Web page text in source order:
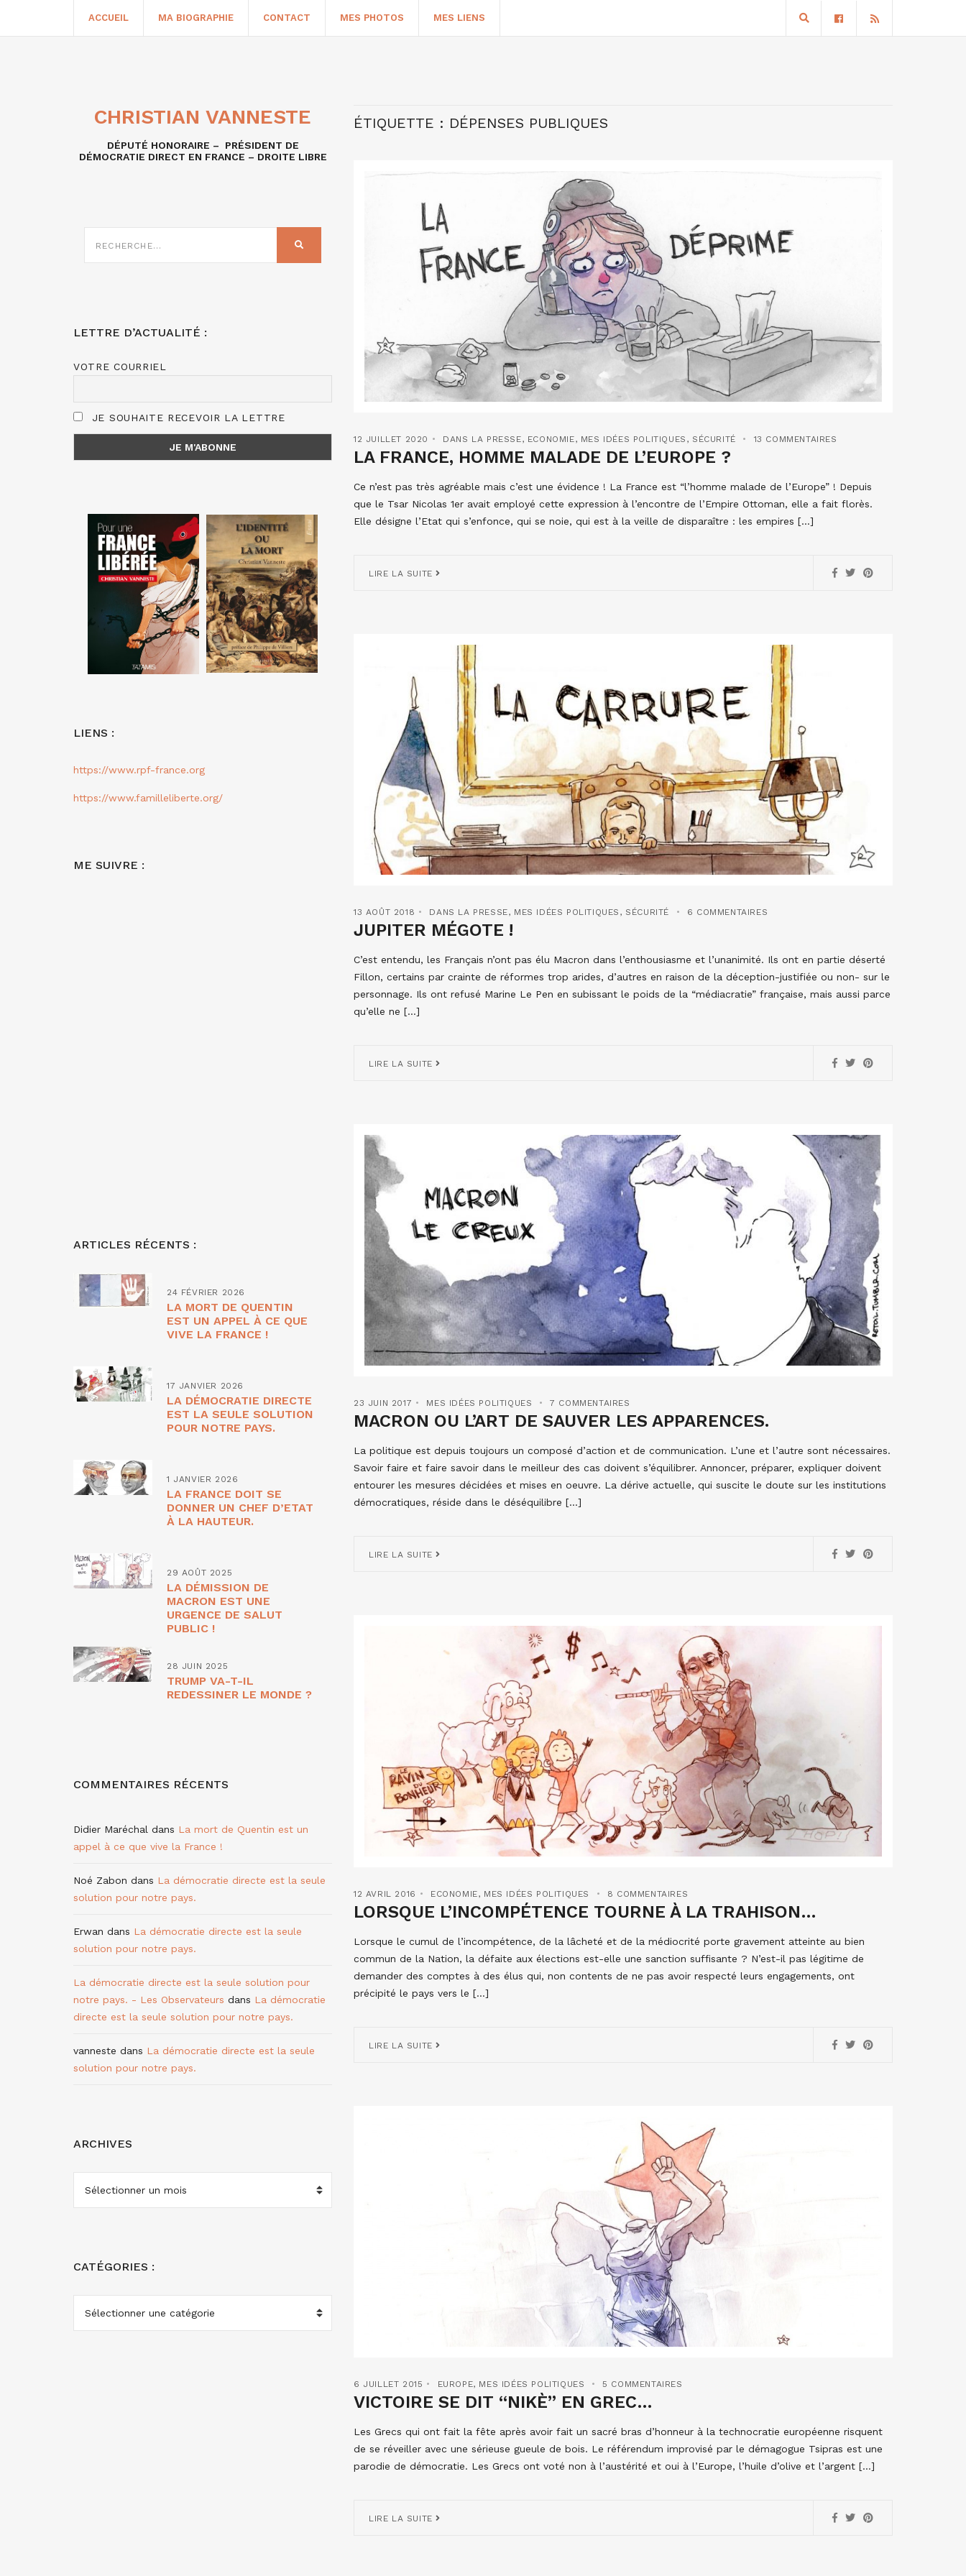
ACCUEIL MA BIOGRAPHIE CONTACT MES PHOTOS MES LIENS
ÉTIQUETTE : DÉPENSES PUBLIQUES
12 JUILLET 2020 DANS LA PRESSE, ECONOMIE, MES IDÉES POLITIQUES , SÉCURITÉ 13 COMMENTAIRES
LA FRANCE, HOMME MALADE DE L’EUROPE ?
Ce n’est pas très agréable mais c’est une évidence ! La France est “l’homme malade de l’Europe” ! Depuis
que le Tsar Nicolas 1er avait employé cette expression à l’encontre de l’Empire Ottoman, elle a fait florès.
Elle désigne l’Etat qui s’enfonce, qui se noie, qui est à la veille de disparaître : les empires […]
LIRE LA SUITE
13 AOÛT 2018 DANS LA PRESSE, MES IDÉES POLITIQUES , SÉCURITÉ 6 COMMENTAIRES
JUPITER MÉGOTE !
C’est entendu, les Français n’ont pas élu Macron dans l’enthousiasme et l’unanimité. Ils ont en partie déserté
Fillon, certains par crainte de réformes trop arides, d’autres en raison de la déception-justifiée ou non- sur le
personnage. Ils ont refusé Marine Le Pen en subissant le poids de la “médiacratie” française, mais aussi parce
qu’elle ne […]
LIRE LA SUITE
23 JUIN 2017 MES IDÉES POLITIQUES 7 COMMENTAIRES
MACRON OU L’ART DE SAUVER LES APPARENCES.
La politique est depuis toujours un composé d’action et de communication. L’une et l’autre sont nécessaires.
Savoir faire et faire savoir dans le meilleur des cas doivent s’équilibrer. Annoncer, préparer, expliquer doivent
entourer les mesures décidées et mises en oeuvre. La dérive actuelle, qui suscite le doute sur les institutions
démocratiques, réside dans le déséquilibre […]
LIRE LA SUITE
12 AVRIL 2016 ECONOMIE, MES IDÉES POLITIQUES 8 COMMENTAIRES
LORSQUE L’INCOMPÉTENCE TOURNE À LA TRAHISON…
Lorsque le cumul de l’incompétence, de la lâcheté et de la médiocrité porte gravement atteinte au bien
commun de la Nation, la défaite aux élections est-elle une sanction suffisante ? N’est-il pas légitime de
demander des comptes à des élus qui, non contents de ne pas avoir respecté leurs engagements, ont
précipité le pays vers le […]
LIRE LA SUITE
6 JUILLET 2015 EUROPE, MES IDÉES POLITIQUES 5 COMMENTAIRES
VICTOIRE SE DIT “NIKÈ” EN GREC…
Les Grecs qui ont fait la fête après avoir fait un sacré bras d’honneur à la technocratie européenne risquent
de se réveiller avec une sérieuse gueule de bois. Le référendum improvisé par le démagogue Tsipras est une
parodie de démocratie. Les Grecs ont voté non à l’austérité et oui à l’Europe, l’huile d’olive et l’argent […]
LIRE LA SUITE
CHRISTIAN VANNESTE
DÉPUTÉ HONORAIRE – PRÉSIDENT DE
DÉMOCRATIE DIRECT EN FRANCE – DROITE LIBRE
SUR
LETTRE D’ACTUALITÉ :
VOTRE COURRIEL
JE SOUHAITE RECEVOIR LA LETTRE
LIENS :
https://www.rpf-france.org
https://www.familleliberte.org/
ME SUIVRE :
ARTICLES RÉCENTS :
24 FÉVRIER 2026
LA MORT DE QUENTIN
EST UN APPEL À CE QUE
VIVE LA FRANCE !
17 JANVIER 2026
LA DÉMOCRATIE DIRECTE
EST LA SEULE SOLUTION
POUR NOTRE PAYS.
1 JANVIER 2026
LA FRANCE DOIT SE
DONNER UN CHEF D’ETAT
À LA HAUTEUR.
29 AOÛT 2025
LA DÉMISSION DE
MACRON EST UNE
URGENCE DE SALUT
PUBLIC !
28 JUIN 2025
TRUMP VA-T-IL
REDESSINER LE MONDE ?
COMMENTAIRES RÉCENTS
Didier Maréchal dans La mort de Quentin est un
appel à ce que vive la France !
Noé Zabon dans La démocratie directe est la seule
solution pour notre pays.
Erwan dans La démocratie directe est la seule
solution pour notre pays.
La démocratie directe est la seule solution pour
notre pays. - Les Observateurs dans La démocratie
directe est la seule solution pour notre pays.
vanneste dans La démocratie directe est la seule
solution pour notre pays.
ARCHIVES
ARCHIVES
CATÉGORIES :
CATÉGORIES